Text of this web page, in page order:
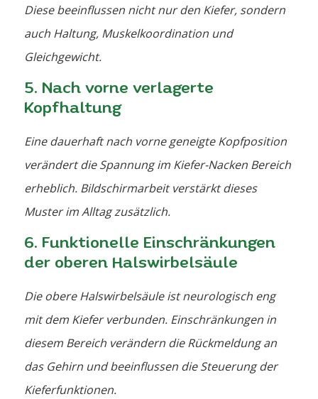
Diese beeinflussen nicht nur den Kiefer, sondern
auch Haltung, Muskelkoordination und
Gleichgewicht.
5. Nach vorne verlagerte
Kopfhaltung
Eine dauerhaft nach vorne geneigte Kopfposition
verändert die Spannung im Kiefer-Nacken Bereich
erheblich. Bildschirmarbeit verstärkt dieses
Muster im Alltag zusätzlich.
6. Funktionelle Einschränkungen
der oberen Halswirbelsäule
Die obere Halswirbelsäule ist neurologisch eng
mit dem Kiefer verbunden. Einschränkungen in
diesem Bereich verändern die Rückmeldung an
das Gehirn und beeinflussen die Steuerung der
Kieferfunktionen.